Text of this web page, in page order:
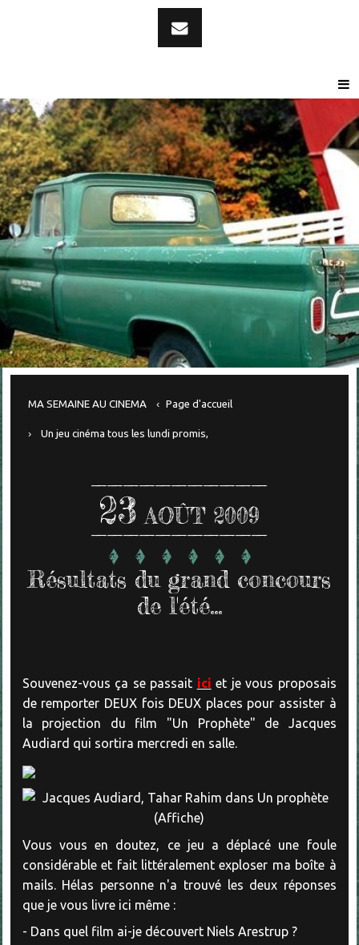
MA SEMAINE AU CINEMA Page d'accueil
Un jeu cinéma tous les lundi promis,
23 AOÛT 2009
Résultats du grand concours
de l'été...
Souvenez-vous ça se passait ici et je vous proposais
de remporter DEUX fois DEUX places pour assister à
la projection du film "Un Prophète" de Jacques
Audiard qui sortira mercredi en salle.
Vous vous en doutez, ce jeu a déplacé une foule
considérable et fait littéralement exploser ma boîte à
mails. Hélas personne n'a trouvé les deux réponses
que je vous livre ici même :
- Dans quel film ai-je découvert Niels Arestrup ?